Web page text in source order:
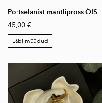
Portselanist mantlipross ÕIS
45,00 €
Läbi müüdud